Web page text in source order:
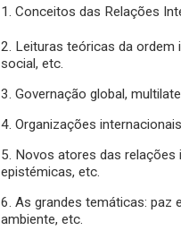
1. Conceitos das Relações
2. Leituras teóricas da ordem
social, etc.
3. Governação global,
4. Organizações
5. Novos atores das
epistémicas, etc.
6. As grandes temáticas: paz
ambiente, etc.